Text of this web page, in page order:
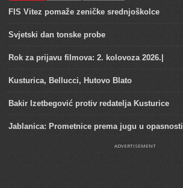
FIS Vitez pomaže zeničke srednjoškolce
Svjetski dan tonske probe
Rok za prijavu filmova: 2. kolovoza 2026.|
Kusturica, Bellucci, Hutovo Blato
Bakir Izetbegović protiv redatelja Kusturice
Jablanica: Prometnice prema jugu u opasnosti
ADVERTISEMENT